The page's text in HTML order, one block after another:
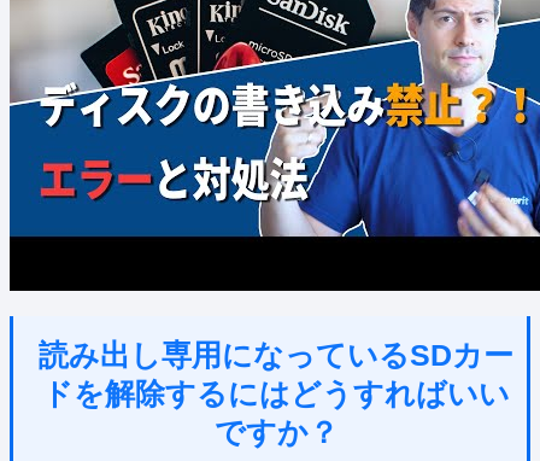
読み出し専用になっているSDカー
ドを解除するにはどうすればいい
ですか？